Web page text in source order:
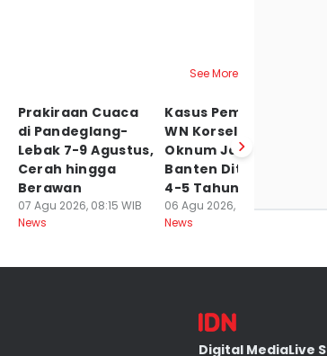
See More
Prakiraan Cuaca
di Pandeglang-
Lebak 7-9 Agustus,
Cerah hingga
Berawan
07 Agu 2026, 08:15 WIB
News
Kasus Pemerasan
WN Korsel, 3
Oknum Jaksa di
Banten Dituntut
4-5 Tahun
06 Agu 2026, 19:45 WIB
News
Digital MediaLive